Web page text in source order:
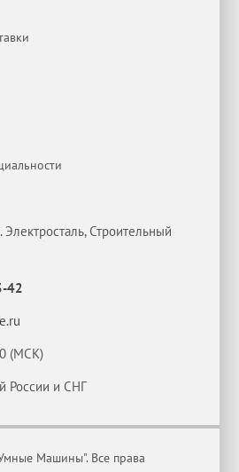
Электросталь, Строительный
42
(МСК)
России и СНГ
Машины". Все права